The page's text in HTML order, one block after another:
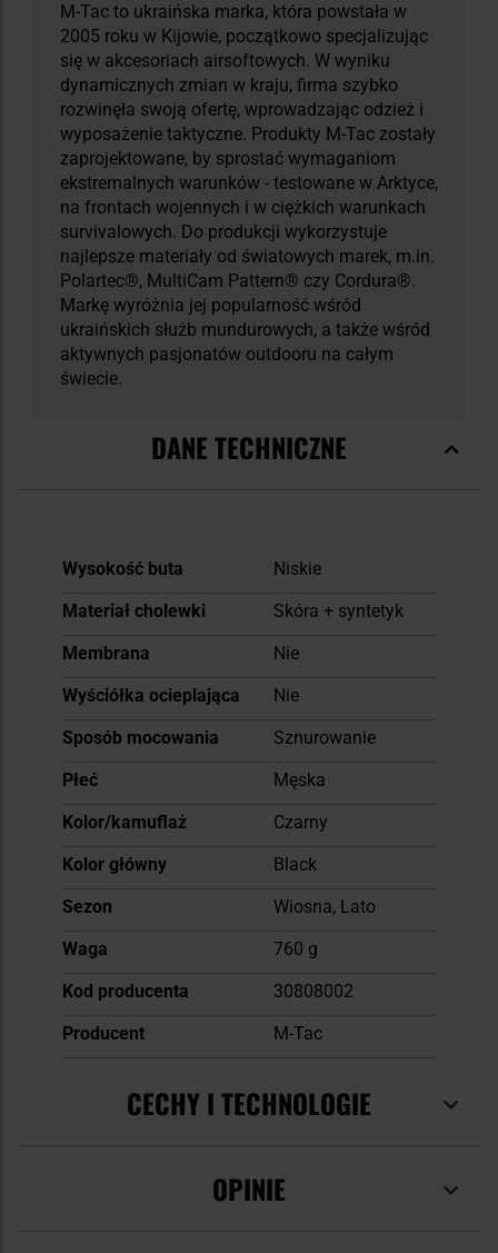
M-Tac to ukraińska marka, która powstała w
2005 roku w Kijowie, początkowo specjalizując
się w akcesoriach airsoftowych. W wyniku
dynamicznych zmian w kraju, firma szybko
rozwinęła swoją ofertę, wprowadzając odzież i
wyposażenie taktyczne. Produkty M-Tac zostały
zaprojektowane, by sprostać wymaganiom
ekstremalnych warunków - testowane w Arktyce,
na frontach wojennych i w ciężkich warunkach
survivalowych. Do produkcji wykorzystuje
najlepsze materiały od światowych marek, m.in.
Polartec®, MultiCam Pattern® czy Cordura®.
Markę wyróżnia jej popularność wśród
ukraińskich służb mundurowych, a także wśród
aktywnych pasjonatów outdooru na całym
świecie.
DANE TECHNICZNE
Więcej
Wysokość buta
Niskie
Materiał cholewki
Skóra + syntetyk
Membrana
Nie
Wyściółka ocieplająca
Nie
Sposób mocowania
Sznurowanie
Płeć
Męska
Kolor/kamuflaż
Czarny
Kolor główny
Black
Sezon
Wiosna, Lato
Waga
760 g
Kod producenta
30808002
Producent
M-Tac
CECHY I TECHNOLOGIE
OPINIE